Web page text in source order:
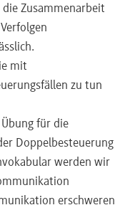
Zusammenarbeit
mit
zu tun
für die
Doppelbesteuerung
werden wir
erschweren